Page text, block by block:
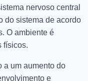
nervoso central
do sistema de acordo
O ambiente é
físicos.
a um aumento do
e